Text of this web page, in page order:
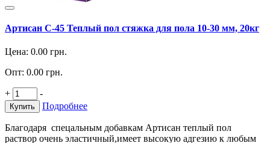
Артисан С-45 Теплый пол стяжка для пола 10-30 мм, 20кг
Цена: 0.00 грн.
Опт: 0.00 грн.
+ -
Купить Подробнее
Благодаря спецальным добавкам Артисан теплый пол
раствор очень эластичный,имеет высокую адгезию к любым